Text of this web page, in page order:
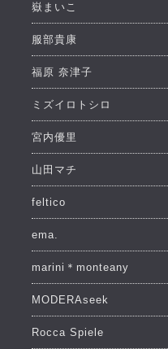
嶽まいこ
服部貴康
福原 奈津子
ミズイロトシロ
宮内優里
山田マチ
feltico
ema.
marini＊monteany
MODERAseek
Rocca Spiele